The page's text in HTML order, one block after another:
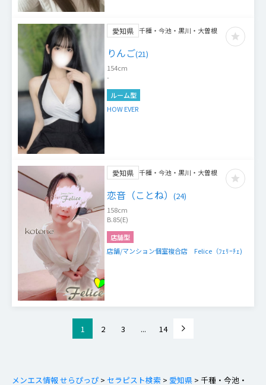
愛知県 千種・今池・黒川・大曽根
りんご(21)
154cm
-
ルーム型
HOW EVER
愛知県 千種・今池・黒川・大曽根
恋音（ことね） (24)
158cm
B.85(E)
店舗型
店舗/マンション個室複合店 Felice（ﾌｪﾘｰﾁｪ)
1 2 3 ... 14
メンエス情報 せらぴっぴ > セラピスト検索 > 愛知県 > 千種・今池・